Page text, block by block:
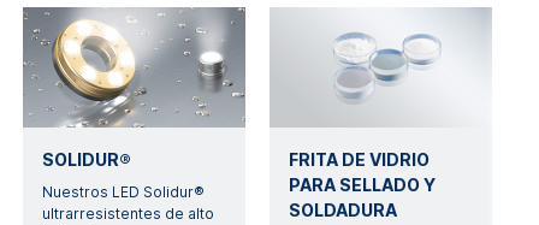
SOLIDUR®
Nuestros LED Solidur®
ultrarresistentes de alto
FRITA DE VIDRIO
PARA SELLADO Y
SOLDADURA